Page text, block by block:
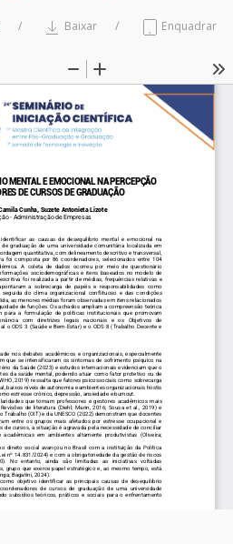
Baixar Enquadrar